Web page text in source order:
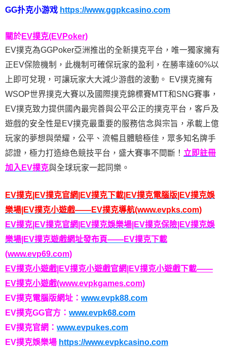
GG扑克小游戏 https://www.ggpkcasino.com
關於EV撲克(EVPoker)
EV撲克為GGPoker亞洲推出的全新撲克平台，唯一獨家擁有
正EV保險機制，此機制可確保玩家的盈利，在勝率達60%以
上即可兌現，可讓玩家大大減少游戲的波動。 EV撲克擁有
WSOP世界撲克大賽以及國際撲克錦標賽MTT和SNG賽事，
EV撲克致力提供國內最完善與公平公正的撲克平台，客戶及
遊戲的安全性是EV撲克最重要的服務信念與宗旨，承載上億
玩家的夢想與榮耀，公平、流暢且體驗極佳，眾多知名牌手
認證，極力打造綠色競技平台，盛大賽事不間斷！ 立即註冊
加入EV撲克與全球玩家一起同樂。
EV撲克|EV撲克官網|EV撲克下載|EV撲克電腦版|EV撲克娛
樂場|EV撲克小遊戲——EV撲克導航(www.evpks.com)
EV撲克|EV撲克官網|EV撲克娛樂場|EV撲克保險|EV撲克娛
樂場|EV撲克遊戲網址發布頁——EV撲克下載
(www.evp69.com)
EV撲克小遊戲|EV撲克小遊戲官網|EV撲克小遊戲下載——
EV撲克小遊戲(www.evpkgames.com)
EV撲克電腦版網址： www.evpk88.com
EV撲克GG官方： www.evpk68.com
EV撲克官網： www.evpukes.com
EV撲克娛樂場 https://www.evpkcasino.com